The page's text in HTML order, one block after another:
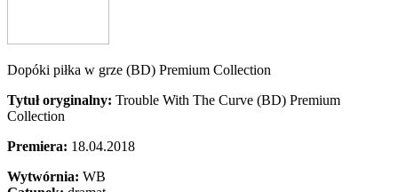
Dopóki piłka w grze (BD) Premium Collection
Tytuł oryginalny: Trouble With The Curve (BD) Premium
Collection
Premiera: 18.04.2018
Wytwórnia: WB